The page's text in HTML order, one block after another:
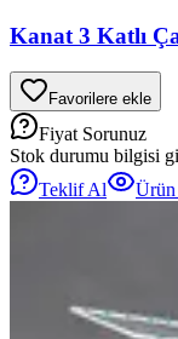
Kanat 3 Katlı
Favorilere ekle
Fiyat Sorunuz
Stok durumu bilgisi
Teklif Al
Ürün